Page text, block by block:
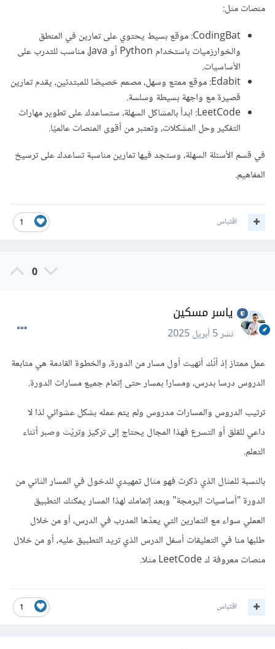
منصات مثل:
CodingBat: موقع بسيط يحتوي على تمارين في المنطق
والخوارزميات باستخدام Python أو Java، مناسب للتدرب على
الأساسيات.
Edabit: موقع ممتع وسهل، مصمم خصيصًا للمبتدئين، يقدم تمارين
قصيرة مع واجهة بسيطة وسلسة.
LeetCode: ابدأ بالمشاكل السهلة، ستساعدك على تطوير مهارات
التفكير وحل المشكلات، وتعتبر من أقوى المنصات عالميًا.
في قسم الأسئلة السهلة، وستجد فيها تمارين مناسبة تساعدك على ترسيخ
المفاهيم.
1 اقتباس
0
ياسر مسكين
نشر5 أبريل 2025
عمل ممتاز إذ أنّك أنهيت أول مسار من الدورة، والخطوة القادمة هي متابعة
الدروس درسا بدرس، ومسارا بمسار حتى إتمام جميع مسارات الدورة.
ترتيب الدروس والمسارات مدروس ولم يتم عمله بشكل عشوائي لذا لا
داعي للقلق أو التسرع فهذا المجال يحتاج إلى تركيز وتريّث وصبر أثناء
التعلم.
بالنسبة للمثال الذي ذكرت فهو مثال تمهيدي للدخول في المسار الثاني من
الدورة "أساسيات البرمجة" وبعد إتمامك لهذا المسار يمكنك التطبيق
العملي سواء مع التمارين التي يعدّها المدرب في الدرس، أو من خلال
طلبها منا في التعليقات أسفل الدرس الذي تريد التطبيق عليه، أو من خلال
منصات معروفة ك LeetCode مثلا.
1 اقتباس